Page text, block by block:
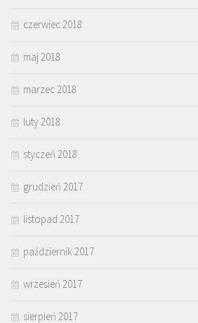
czerwiec 2018
maj 2018
marzec 2018
luty 2018
styczeń 2018
grudzień 2017
listopad 2017
październik 2017
wrzesień 2017
sierpień 2017